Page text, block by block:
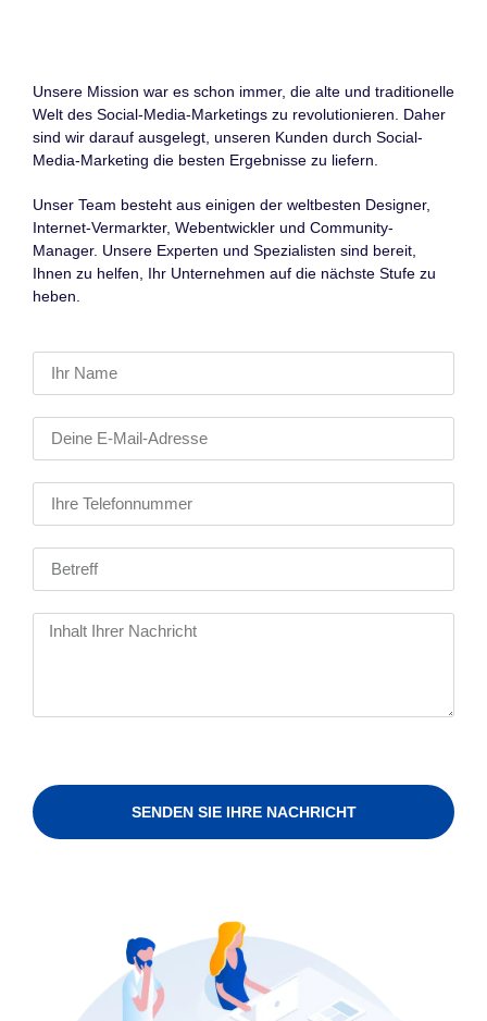
Unsere Mission war es schon immer, die alte und traditionelle
Welt des Social-Media-Marketings zu revolutionieren. Daher
sind wir darauf ausgelegt, unseren Kunden durch Social-
Media-Marketing die besten Ergebnisse zu liefern.
Unser Team besteht aus einigen der weltbesten Designer,
Internet-Vermarkter, Webentwickler und Community-
Manager. Unsere Experten und Spezialisten sind bereit,
Ihnen zu helfen, Ihr Unternehmen auf die nächste Stufe zu
heben.
SENDEN SIE IHRE NACHRICHT